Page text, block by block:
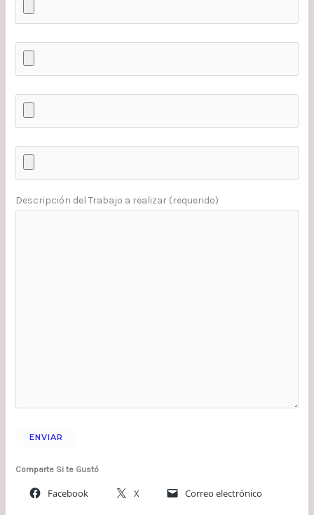
Descripción del Trabajo a realizar (requerido)
Comparte Si te Gustó
Facebook X Correo electrónico